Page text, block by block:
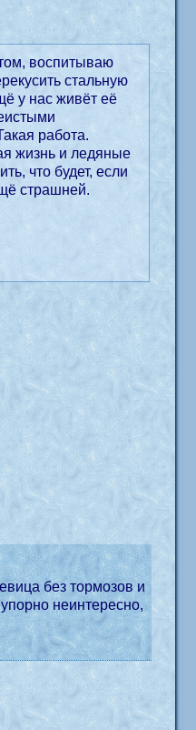
воспитываю
стальную
у нас живёт её
работа.
жизнь и ледяные
что будет, если
страшней.
без тормозов и
неинтересно,